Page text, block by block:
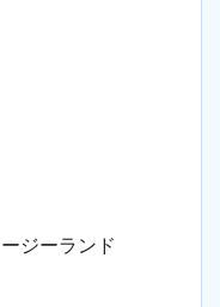
ジーランド